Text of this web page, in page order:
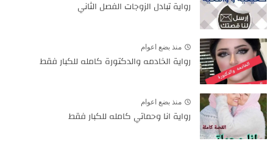
رواية تبادل الزوجات الفصل الثاني
منذ بضع اعوام
رواية الخادمه والدكتورة كامله للكبار فقط
منذ بضع اعوام
رواية انا وحماتي كامله للكبار فقط